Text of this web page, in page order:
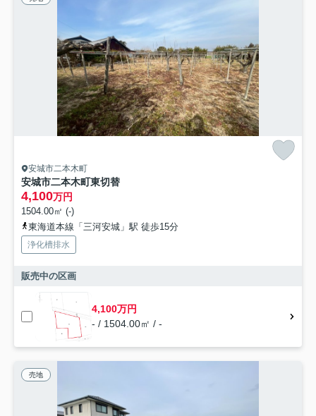
安城市二本木町
安城市二本木町東切替
4,100万円
1504.00㎡ (-)
東海道本線「三河安城」駅 徒歩15分
浄化槽排水
販売中の区画
4,100万円
- / 1504.00㎡ / -
売地